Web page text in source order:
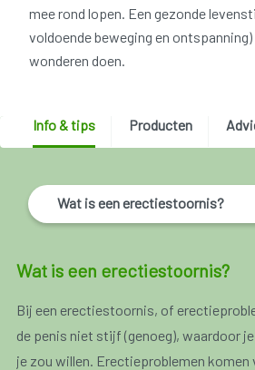
mee rond lopen. Een gezonde
voldoende beweging en ontspanning)
wonderen doen.
Info & tips Producten
Wat is een erectiestoornis?
Wat is een erectiestoornis?
Bij een erectiestoornis, of
de penis niet stijf (genoeg), waardoor
je zou willen. Erectieproblemen komen